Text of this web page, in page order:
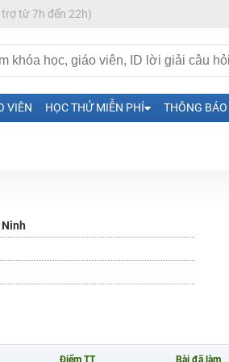
từ 7h đến 22h)
VIÊN HỌC THỬ MIỄN PHÍ THÔNG BÁO
(Từ 16-18/07/2025)
Điểm TT Bài đã làm